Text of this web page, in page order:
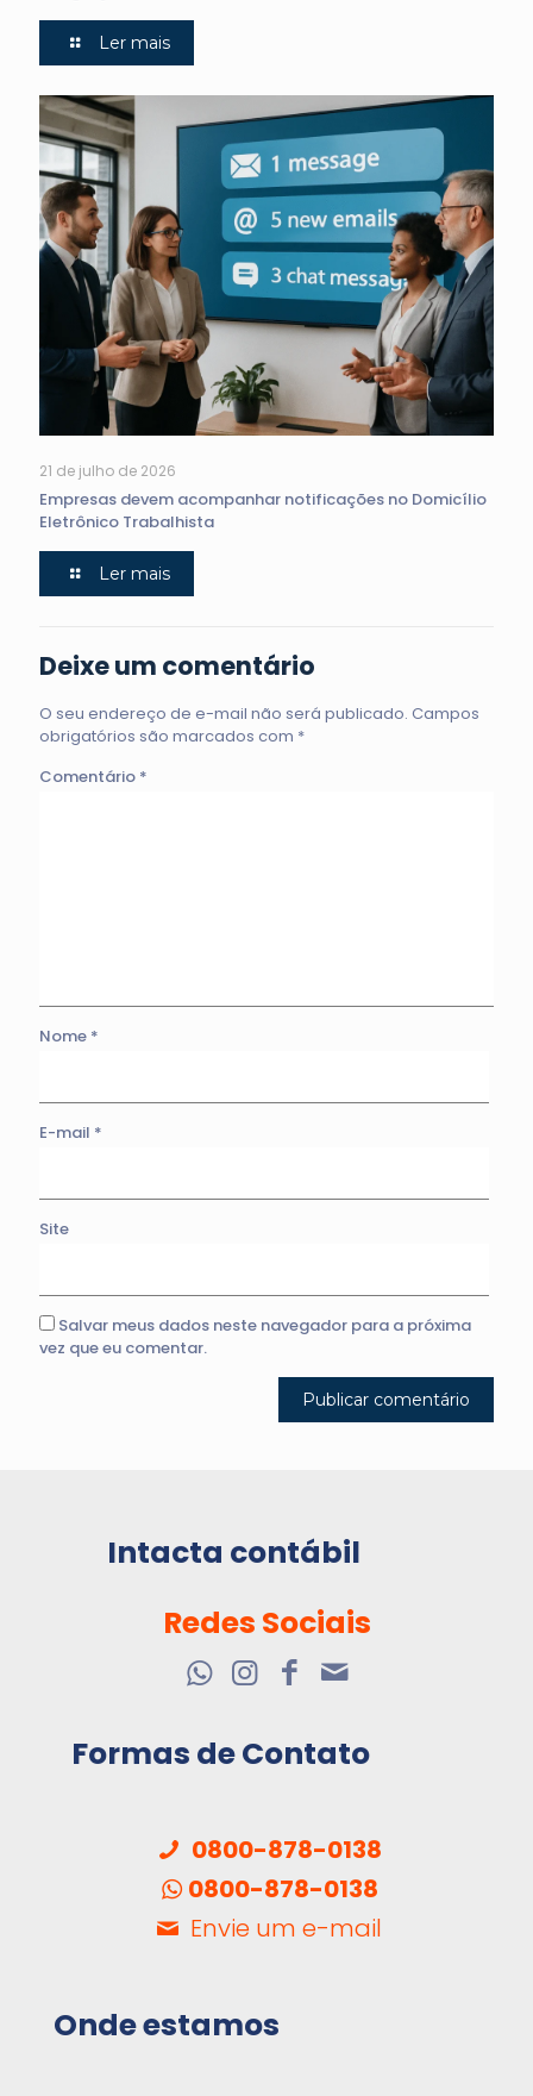
Ler mais
21 de julho de 2026
Empresas devem acompanhar notificações no Domicílio
Eletrônico Trabalhista
Ler mais
Deixe um comentário
O seu endereço de e-mail não será publicado. Campos
obrigatórios são marcados com *
Comentário *
Nome *
E-mail *
Site
Salvar meus dados neste navegador para a próxima
vez que eu comentar.
Intacta contábil
Redes Sociais
Formas de Contato
0800-878-0138
0800-878-0138
Envie um e-mail
Onde estamos